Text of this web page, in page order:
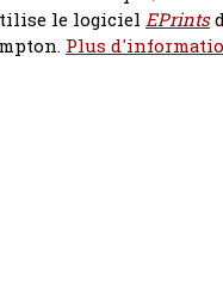
le logiciel EPrints
Plus